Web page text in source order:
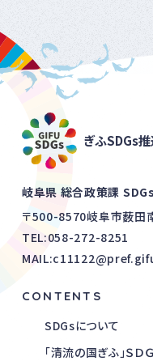
ぎふSDGs
岐阜県 総合政策課
〒500-8570岐阜市薮田
TEL:058-272-8251
CONTENTS
SDGsについて
「清流の国ぎふ」Ｓ